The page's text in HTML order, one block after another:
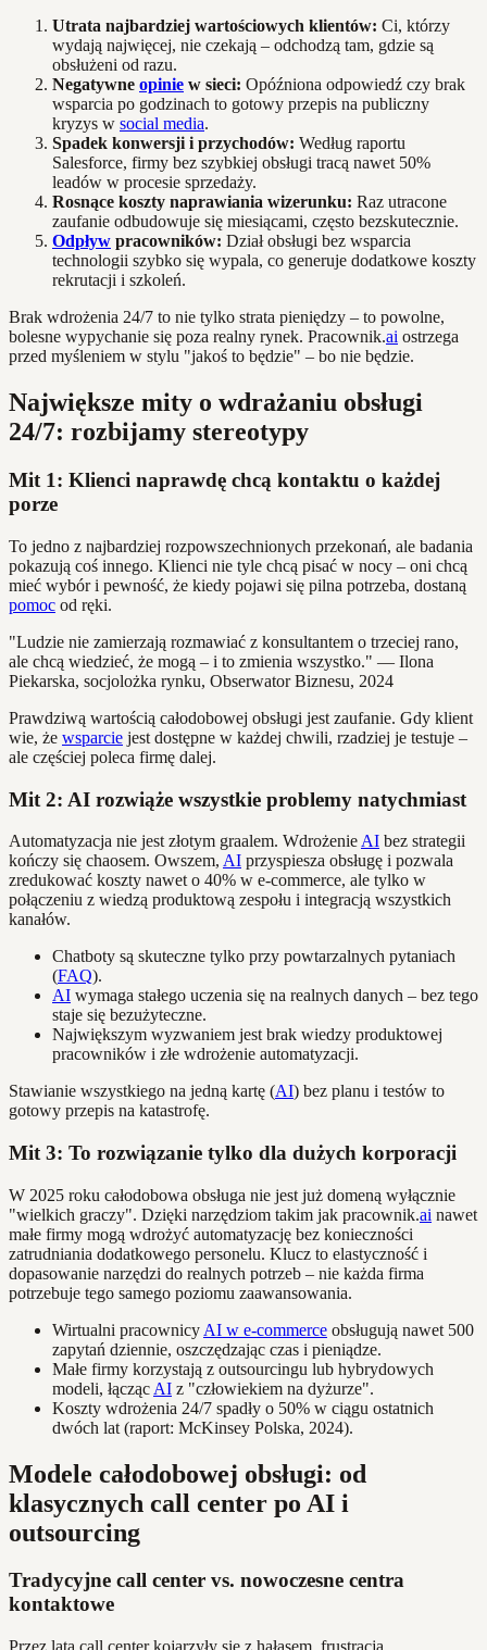
Utrata najbardziej wartościowych klientów: Ci, którzy
wydają najwięcej, nie czekają – odchodzą tam, gdzie są
obsłużeni od razu.
Negatywne opinie w sieci: Opóźniona odpowiedź czy brak
wsparcia po godzinach to gotowy przepis na publiczny
kryzys w social media.
Spadek konwersji i przychodów: Według raportu
Salesforce, firmy bez szybkiej obsługi tracą nawet 50%
leadów w procesie sprzedaży.
Rosnące koszty naprawiania wizerunku: Raz utracone
zaufanie odbudowuje się miesiącami, często bezskutecznie.
Odpływ pracowników: Dział obsługi bez wsparcia
technologii szybko się wypala, co generuje dodatkowe koszty
rekrutacji i szkoleń.
Brak wdrożenia 24/7 to nie tylko strata pieniędzy – to powolne,
bolesne wypychanie się poza realny rynek. Pracownik.ai ostrzega
przed myśleniem w stylu "jakoś to będzie" – bo nie będzie.
Największe mity o wdrażaniu obsługi
24/7: rozbijamy stereotypy
Mit 1: Klienci naprawdę chcą kontaktu o każdej
porze
To jedno z najbardziej rozpowszechnionych przekonań, ale badania
pokazują coś innego. Klienci nie tyle chcą pisać w nocy – oni chcą
mieć wybór i pewność, że kiedy pojawi się pilna potrzeba, dostaną
pomoc od ręki.
"Ludzie nie zamierzają rozmawiać z konsultantem o trzeciej rano,
ale chcą wiedzieć, że mogą – i to zmienia wszystko." — Ilona
Piekarska, socjolożka rynku, Obserwator Biznesu, 2024
Prawdziwą wartością całodobowej obsługi jest zaufanie. Gdy klient
wie, że wsparcie jest dostępne w każdej chwili, rzadziej je testuje –
ale częściej poleca firmę dalej.
Mit 2: AI rozwiąże wszystkie problemy natychmiast
Automatyzacja nie jest złotym graalem. Wdrożenie AI bez strategii
kończy się chaosem. Owszem, AI przyspiesza obsługę i pozwala
zredukować koszty nawet o 40% w e-commerce, ale tylko w
połączeniu z wiedzą produktową zespołu i integracją wszystkich
kanałów.
Chatboty są skuteczne tylko przy powtarzalnych pytaniach
(FAQ).
AI wymaga stałego uczenia się na realnych danych – bez tego
staje się bezużyteczne.
Największym wyzwaniem jest brak wiedzy produktowej
pracowników i złe wdrożenie automatyzacji.
Stawianie wszystkiego na jedną kartę (AI) bez planu i testów to
gotowy przepis na katastrofę.
Mit 3: To rozwiązanie tylko dla dużych korporacji
W 2025 roku całodobowa obsługa nie jest już domeną wyłącznie
"wielkich graczy". Dzięki narzędziom takim jak pracownik.ai nawet
małe firmy mogą wdrożyć automatyzację bez konieczności
zatrudniania dodatkowego personelu. Klucz to elastyczność i
dopasowanie narzędzi do realnych potrzeb – nie każda firma
potrzebuje tego samego poziomu zaawansowania.
Wirtualni pracownicy AI w e-commerce obsługują nawet 500
zapytań dziennie, oszczędzając czas i pieniądze.
Małe firmy korzystają z outsourcingu lub hybrydowych
modeli, łącząc AI z "człowiekiem na dyżurze".
Koszty wdrożenia 24/7 spadły o 50% w ciągu ostatnich
dwóch lat (raport: McKinsey Polska, 2024).
Modele całodobowej obsługi: od
klasycznych call center po AI i
outsourcing
Tradycyjne call center vs. nowoczesne centra
kontaktowe